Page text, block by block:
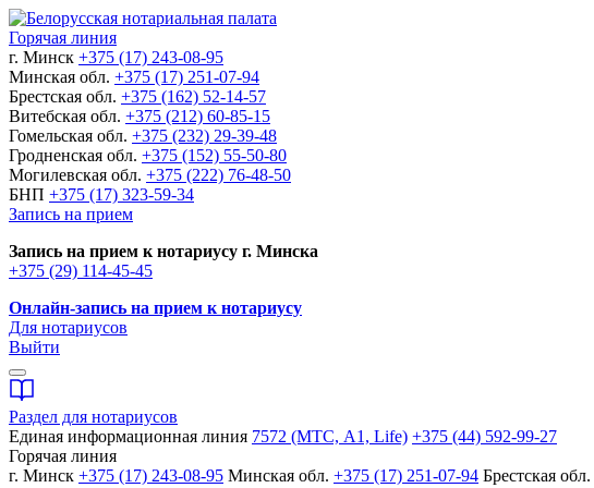
Горячая линия
г. Минск +375 (17) 243-08-95
Минская обл. +375 (17) 251-07-94
Брестская обл. +375 (162) 52-14-57
Витебская обл. +375 (212) 60-85-15
Гомельская обл. +375 (232) 29-39-48
Гродненская обл. +375 (152) 55-50-80
Могилевская обл. +375 (222) 76-48-50
БНП +375 (17) 323-59-34
Запись на прием
Запись на прием к нотариусу г. Минска
+375 (29) 114-45-45
Онлайн-запись на прием к нотариусу
Для нотариусов
Выйти
Раздел для нотариусов
Единая информационная линия 7572 (МТС, A1, Life) +375 (44) 592-99-27
Горячая линия
г. Минск +375 (17) 243-08-95 Минская обл. +375 (17) 251-07-94 Брестская обл.